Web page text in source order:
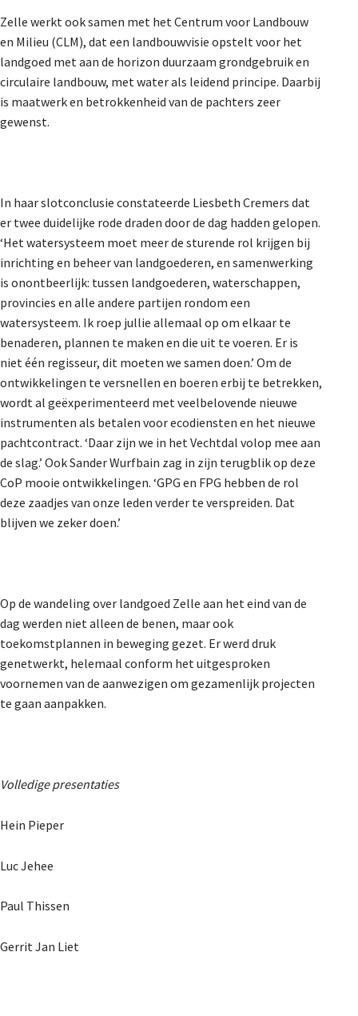
Zelle werkt ook samen met het Centrum voor Landbouw
en Milieu (CLM), dat een landbouwvisie opstelt voor het
landgoed met aan de horizon duurzaam grondgebruik en
circulaire landbouw, met water als leidend principe. Daarbij
is maatwerk en betrokkenheid van de pachters zeer
gewenst.
In haar slotconclusie constateerde Liesbeth Cremers dat
er twee duidelijke rode draden door de dag hadden gelopen.
‘Het watersysteem moet meer de sturende rol krijgen bij
inrichting en beheer van landgoederen, en samenwerking
is onontbeerlijk: tussen landgoederen, waterschappen,
provincies en alle andere partijen rondom een
watersysteem. Ik roep jullie allemaal op om elkaar te
benaderen, plannen te maken en die uit te voeren. Er is
niet één regisseur, dit moeten we samen doen.’ Om de
ontwikkelingen te versnellen en boeren erbij te betrekken,
wordt al geëxperimenteerd met veelbelovende nieuwe
instrumenten als betalen voor ecodiensten en het nieuwe
pachtcontract. ‘Daar zijn we in het Vechtdal volop mee aan
de slag.’ OokSander Wurfbain zag in zijn terugblik op deze
CoP mooie ontwikkelingen. ‘GPG en FPG hebben de rol
deze zaadjes van onze leden verder te verspreiden. Dat
blijven we zeker doen.’
Op de wandeling over landgoed Zelle aan het eind van de
dag werden niet alleen de benen, maar ook
toekomstplannen in beweging gezet. Er werd druk
genetwerkt, helemaal conform het uitgesproken
voornemen van de aanwezigen om gezamenlijk projecten
te gaan aanpakken.
Volledige presentaties
Hein Pieper
Luc Jehee
Paul Thissen
Gerrit Jan Liet